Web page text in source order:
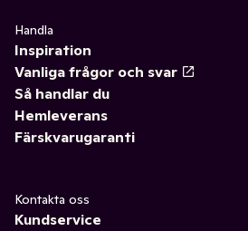
Handla
Inspiration
Vanliga frågor och svar
Så handlar du
Hemleverans
Färskvarugaranti
Kontakta oss
Kundservice